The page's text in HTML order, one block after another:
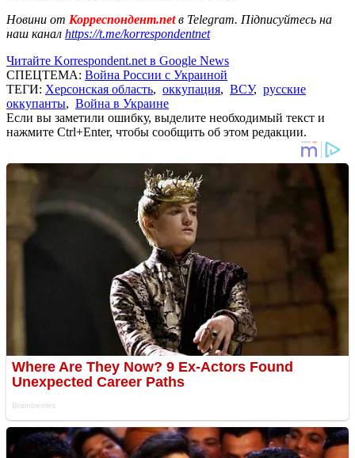
Новини от Корреспондент.netв Telegram. Підписуйтесь на
наш канал https://t.me/korrespondentnet
Читайте Korrespondent.net в Google News
СПЕЦТЕМА: Война России с Украиной
ТЕГИ: Херсонская область, оккупация, ВСУ, русские
оккупанты, Война в Украине
Если вы заметили ошибку, выделите необходимый текст и
нажмите Ctrl+Enter, чтобы сообщить об этом редакции.